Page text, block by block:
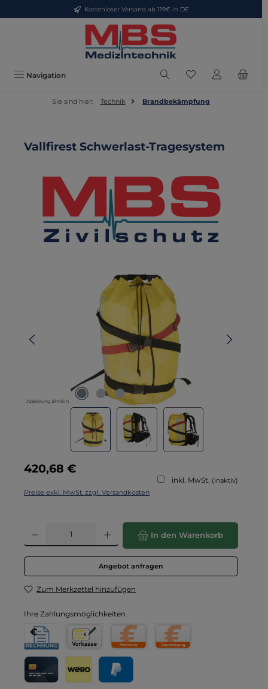
Zum Hauptinhalt springenKostenloser Versand ab 119€ in DE
Navigation Du hast 0
Sie sind hier: Technik Brandbekämpfung
Vallfirest Schwerlast-Tragesystem
Bildergalerie überspringen
Abbildung ähnlich
Regulärer Preis:
420,68 €
inkl. MwSt. (inaktiv)
Preise exkl. MwSt. zzgl. Versandkosten
Produkt Anzahl: Gib den gewünschten Wert ein oder benutze die
In den Warenkorb
Angebot anfragen
Zum Merkzettel hinzufügen
Ihre Zahlungsmöglichkeiten